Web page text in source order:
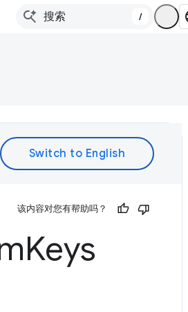
/
该内容对您有帮助吗？
Keys